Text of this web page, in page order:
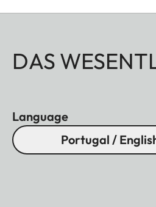
DAS
Language
Portugal /